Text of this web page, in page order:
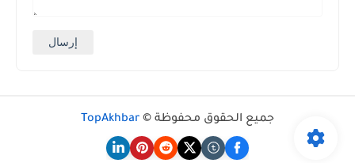
جميع الحقوق محفوظة © TopAkhbar